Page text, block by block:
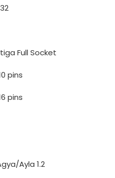
Full Socket
pins
pins
Ayla 1.2